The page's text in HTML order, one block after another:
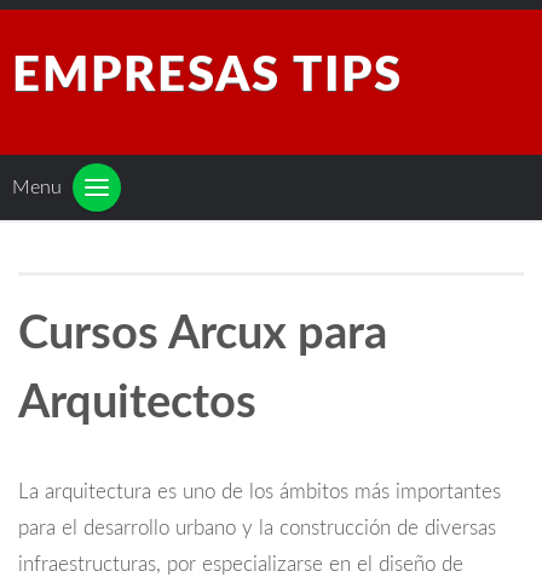
EMPRESAS TIPS
Menu
Cursos Arcux para
Arquitectos
La arquitectura es uno de los ámbitos más importantes
para el desarrollo urbano y la construcción de diversas
infraestructuras, por especializarse en el diseño de